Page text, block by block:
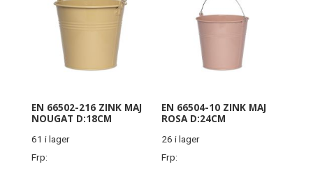
EN 66502-216 ZINK MAJ
NOUGAT D:18CM
61 i lager
Frp:
EN 66504-10 ZINK MAJ
ROSA D:24CM
26 i lager
Frp: